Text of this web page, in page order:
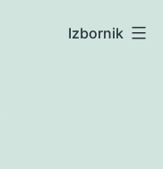
Izbornik